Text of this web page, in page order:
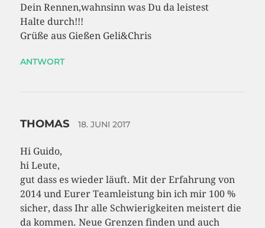
Dein Rennen,wahnsinn was Du da leistest
Halte durch!!!
Grüße aus Gießen Geli&Chris
ANTWORT
THOMAS 18. JUNI 2017
Hi Guido,
hi Leute,
gut dass es wieder läuft. Mit der Erfahrung von
2014 und Eurer Teamleistung bin ich mir 100 %
sicher, dass Ihr alle Schwierigkeiten meistert die
da kommen. Neue Grenzen finden und auch